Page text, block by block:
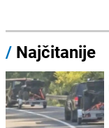
/ Najčitanije